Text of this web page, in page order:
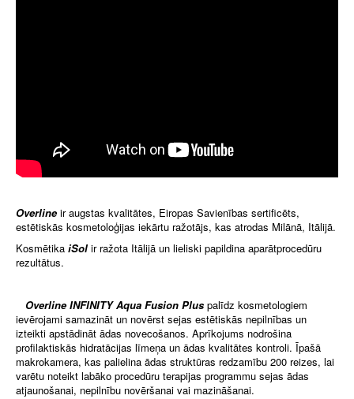
Overlineir augstas kvalitātes, Eiropas Savienības sertificēts,
estētiskās kosmetoloģijas iekārtu ražotājs, kas atrodas Milānā, Itālijā.
Kosmētika iSol ir ražota Itālijā un lieliski papildina aparātprocedūru
rezultātus.
Overline INFINITY Aqua Fusion Plus palīdz kosmetologiem
ievērojami samazināt un novērst sejas estētiskās nepilnības un
izteikti apstādināt ādas novecošanos. Aprīkojums nodrošina
profilaktiskās hidratācijas līmeņa un ādas kvalitātes kontroli. Īpašā
makrokamera, kas palielina ādas struktūras redzamību 200 reizes, lai
varētu noteikt labāko procedūru terapijas programmu sejas ādas
atjaunošanai, nepilnību novēršanai vai mazināšanai.